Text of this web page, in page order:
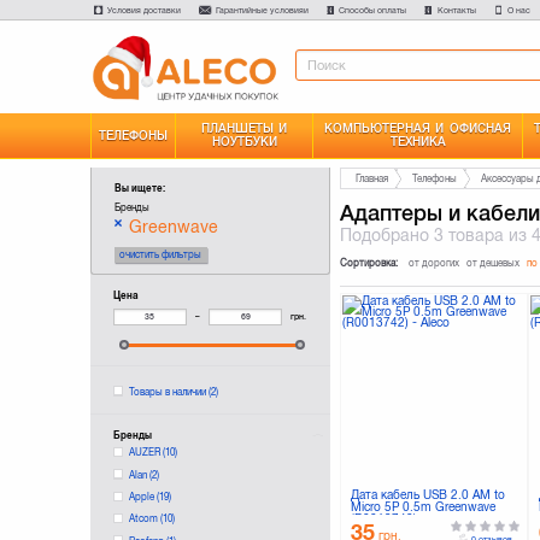
Условия доставки Гарантийные условияи Способы оплаты Контакты О нас
ТЕЛЕФОНЫ
ПЛАНШЕТЫ И
НОУТБУКИ
КОМПЬЮТЕРНАЯ И ОФИСНАЯ
ТЕХНИКА
Вы ищете:
Бренды
Greenwave
очистить фильтры
Цена
– грн.
Товары в наличии(2)
Бренды
AUZER(10)
Alan(2)
Apple(19)
Atcom(10)
Главная Телефоны Аксессуары
Адаптеры и
Подобрано3 товара из
Сортировка: от дорогих от дешевых по
Дата кабель USB 2.0 AM to
Micro 5P 0.5m Greenwave
(R0013742)
35 грн.